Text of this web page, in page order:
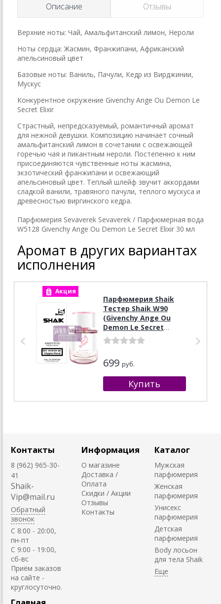
Описание Отзывы
Верхние ноты: Чай, Амальфитанский лимон, Нероли
Ноты сердца: Жасмин, Франжипани, Африканский
апельсиновый цвет
Базовые ноты: Ваниль, Пачули, Кедр из Вирджинии,
Мускус
Конкурентное окружение Givenchy Ange Ou Demon Le
Secret Elixir
Страстный, непредсказуемый, романтичный аромат
для нежной девушки. Композицию начинает сочный
амальфитанский лимон в сочетании с освежающей
горечью чая и пикантным нероли. Постепенно к ним
присоединяются чувственные ноты жасмина,
экзотический франжипани и освежающий
апельсиновый цвет. Теплый шлейф звучит аккордами
сладкой ванили, травяного пачули, теплого мускуса и
древесностью виргинского кедра.
Парфюмерия Sevaverek Sevaverek / Парфюмерная вода
W5128 Givenchy Ange Ou Demon Le Secret Elixir 30 мл
Аромат в других вариантах
исполнения
Акция
Парфюмерия Shaik
Тестер Shaik W90
(Givenchy Ange Ou
Demon Le Secret
Elixir), 25 ml
699 руб.
Контакты
8 (962) 965-30-
41
Shaik-
Vip@mail.ru
Обратный
звонок
C 8:00 - 20:00,
пн-пт
С 9:00 - 19:00,
сб-вс
Приём заказов
на сайте -
круглосуточно.
Информация
О магазине
Доставка /
Оплата
Скидки / Акции
Отзывы
Контакты
Каталог
Мужская
парфюмерия
Женская
парфюмерия
Унисекс
парфюмерия
Детская
парфюмерия
Body лосьон
для тела Shaik